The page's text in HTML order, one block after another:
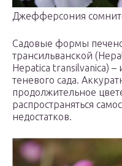
Джефферсония
Садовые формы
трансильванской
Hepatica transilvanica)
теневого сада.
продолжительное
распространяться
недостатков.